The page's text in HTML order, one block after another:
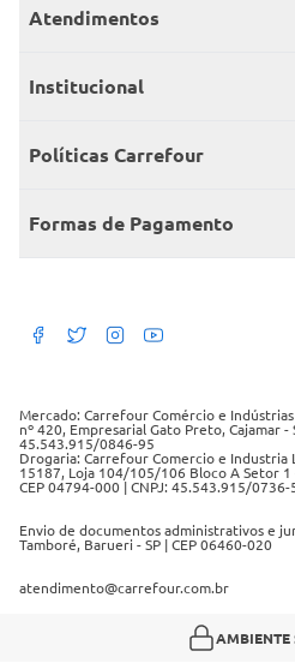
Atendimentos
Meus pedidos
Consumidor.gov
Institucional
Grupo Carrefour Brasil
Produtos Carrefour
Políticas Carrefour
Políticas de entregas
Políticas de trocas e
Formas de Pagamento
Débito Bancário
Mercado: Carrefour Comércio e
nº 420, Empresarial Gato Preto, Cajamar -
45.543.915/0846-95
Drogaria: Carrefour Comercio e Industria
15187, Loja 104/105/106 Bloco A Setor 1
CEP 04794-000 | CNPJ: 45.543.915/0736-
Envio de documentos administrativos e
Tamboré, Barueri - SP | CEP 06460-020
atendimento@carrefour.com.br
AMBIENTE